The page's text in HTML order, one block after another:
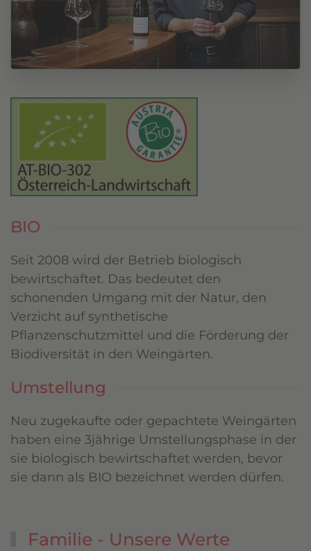
BIO
Seit 2008 wird der Betrieb biologisch
bewirtschaftet. Das bedeutet den
schonenden Umgang mit der Natur, den
Verzicht auf synthetische
Pflanzenschutzmittel und die Förderung der
Biodiversität in den Weingärten.
Umstellung
Neu zugekaufte oder gepachtete Weingärten
haben eine 3jährige Umstellungsphase in der
sie biologisch bewirtschaftet werden, bevor
sie dann als BIO bezeichnet werden dürfen.
Familie - Unsere Werte